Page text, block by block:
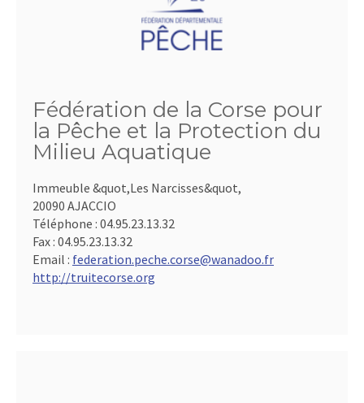
Fédération de la Corse pour
la Pêche et la Protection du
Milieu Aquatique
Immeuble &quot,Les Narcisses&quot,
20090 AJACCIO
Téléphone : 04.95.23.13.32
Fax : 04.95.23.13.32
Email : federation.peche.corse@wanadoo.fr
http://truitecorse.org